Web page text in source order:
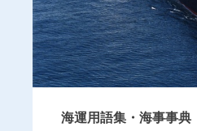
海運用語集・海事事典